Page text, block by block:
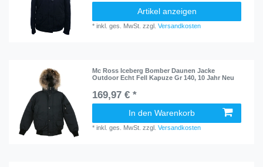
Artikel anzeigen
*inkl. ges. MwSt. zzgl.Versandkosten
Mc Ross Iceberg Bomber Daunen Jacke
Outdoor Echt Fell Kapuze Gr 140, 10 Jahr Neu
169,97 € *
In den Warenkorb
*inkl. ges. MwSt. zzgl.Versandkosten